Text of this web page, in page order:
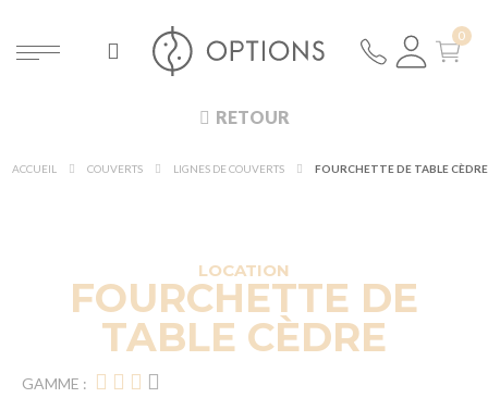
RETOUR
ACCUEIL COUVERTS LIGNES DE COUVERTS FOURCHETTE DE TABLE CÈDRE
LOCATION
FOURCHETTE DE
TABLE CÈDRE
GAMME :